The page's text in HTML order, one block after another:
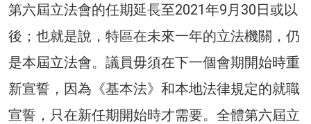
第六屆立法會的任期延長至2021年9月30日或以
後；也就是說，特區在未來一年的立法機關，仍
是本屆立法會。議員毋須在下一個會期開始時重
新宣誓，因為《基本法》和本地法律規定的就職
宣誓，只在新任期開始時才需要。全體第六屆立